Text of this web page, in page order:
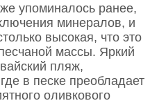
упоминалось ранее,
минералов, и
высокая, что это
массы. Яркий
пляж,
в песке преобладает
оливкового